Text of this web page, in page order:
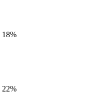
18%
22%